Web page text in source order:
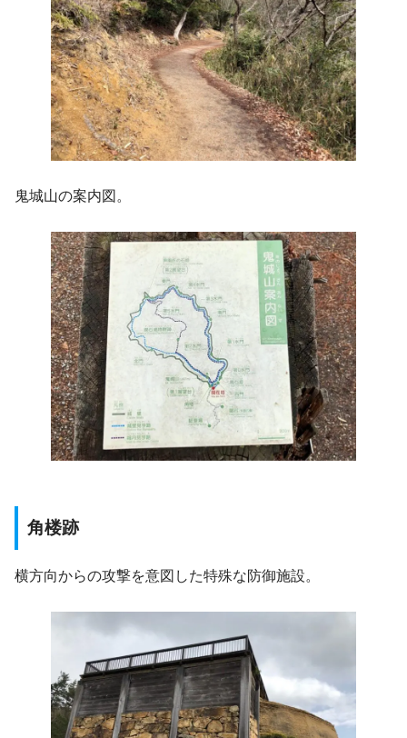
鬼城山の案内図。
角楼跡
横方向からの攻撃を意図した特殊な防御施設。